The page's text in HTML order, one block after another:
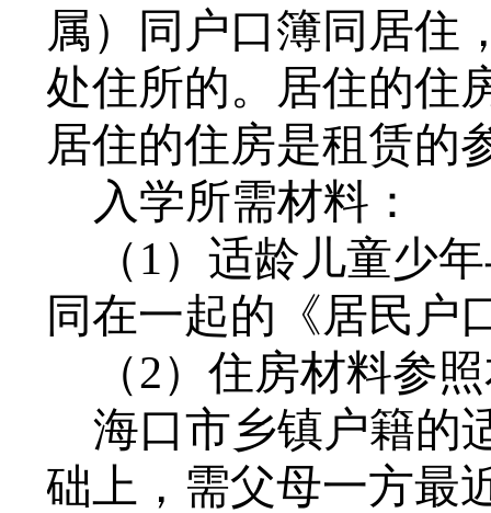
属）同户口簿同居住
处住所的。居住的住
居住的住房是租赁的
入学所需材料 ：
（1）适龄儿童少
同在一起的《居民户
（2）住房材料参
海口市乡镇户籍的
础上，需父母一方最